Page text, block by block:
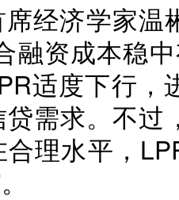
济学家温
融资成本稳
适度下行，
需求。不
理水平，